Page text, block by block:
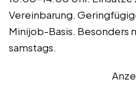
Vereinbarung.
Minijob-Basis. Besonders
samstags.